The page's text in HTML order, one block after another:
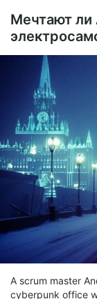
Мечтают
A scrum master
cyberpunk office